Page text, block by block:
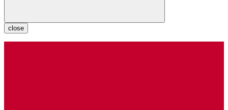
close